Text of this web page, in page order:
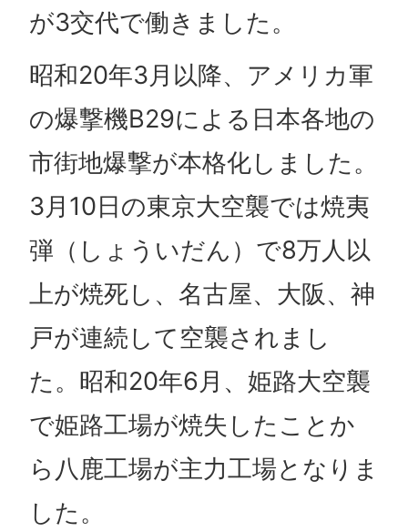
が3交代で働きました。
昭和20年3月以降、アメリカ軍
の爆撃機B29による日本各地の
市街地爆撃が本格化しました。
3月10日の東京大空襲では焼夷
弾（しょういだん）で8万人以
上が焼死し、名古屋、大阪、神
戸が連続して空襲されまし
た。昭和20年6月、姫路大空襲
で姫路工場が焼失したことか
ら八鹿工場が主力工場となりま
した。